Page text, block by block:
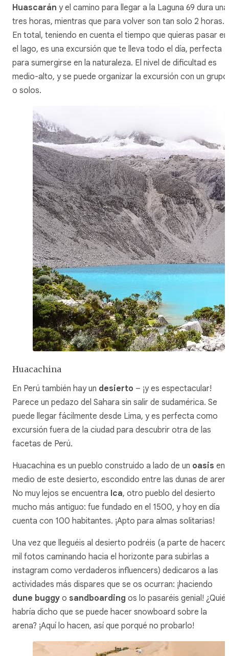
Huascarán y el camino para llegar a la Laguna 69 dura
tres horas, mientras que para volver son tan solo 2 horas.
En total, teniendo en cuenta el tiempo que quieras pasar en
el lago, es una excursión que te lleva todo el día, perfecta
para sumergirse en la naturaleza. El nivel de dificultad es
medio-alto, y se puede organizar la excursión con un grupo
o solos.
Huacachina
En Perú también hay un desierto – ¡y es espectacular!
Parece un pedazo del Sahara sin salir de sudamérica. Se
puede llegar fácilmente desde Lima, y es perfecta como
excursión fuera de la ciudad para descubrir otra de las
facetas de Perú.
Huacachina es un pueblo construido a lado de un oasis en
medio de este desierto, escondido entre las dunas de
No muy lejos se encuentra Ica, otro pueblo del desierto
mucho más antiguo: fue fundado en el 1500, y hoy en día
cuenta con 100 habitantes. ¡Apto para almas solitarias!
Una vez que lleguéis al desierto podréis (a parte de
mil fotos caminando hacia el horizonte para subirlas a
instagram como verdaderos influencers) dedicaros a las
actividades más dispares que se os ocurran: ¡haciendo
dune buggy o sandboarding os lo pasaréis genial!
habría dicho que se puede hacer snowboard sobre la
arena? ¡Aquí lo hacen, así que porqué no probarlo!